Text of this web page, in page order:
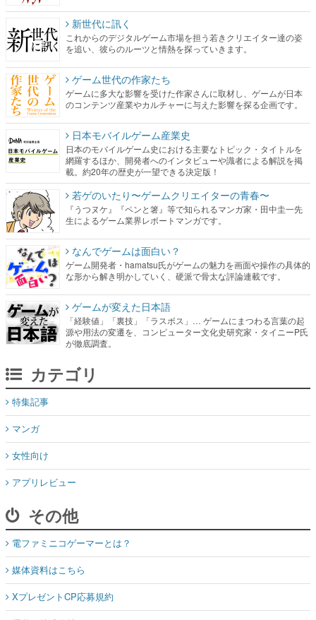
新世代に訊く
これからのデジタルゲーム市場を担う若きクリエイター達の姿
を追い、彼らのルーツと情熱を探っていきます。
ゲーム世代の作家たち
ゲームに多大な影響を受けた作家さんに取材し、ゲームが日本
のコンテンツ産業やカルチャーに与えた影響を探る企画です。
日本モバイルゲーム産業史
日本のモバイルゲーム史における主要なトピック・タイトルを
網羅するほか、開発者へのインタビューや識者による解説を掲
載。約20年の歴史が一望できる決定版！
若ゲのいたり〜ゲームクリエイターの青春〜
『うつヌケ』『ペンと箸』等で知られるマンガ家・田中圭一先
生によるゲーム業界レポートマンガです。
なんでゲームは面白い？
ゲーム開発者・hamatsu氏がゲームの魅力を画面や操作の具体的
な形から解き明かしていく、硬派で骨太な評論連載です。
ゲームが変えた日本語
「経験値」「裏技」「ラスボス」… ゲームにまつわる言葉の起
源や用法の変遷を、コンピューター文化史研究家・タイニーP氏
が徹底調査。
カテゴリ
特集記事
マンガ
女性向け
アプリレビュー
その他
電ファミニコゲーマーとは？
媒体資料はこちら
XプレゼントCP応募規約